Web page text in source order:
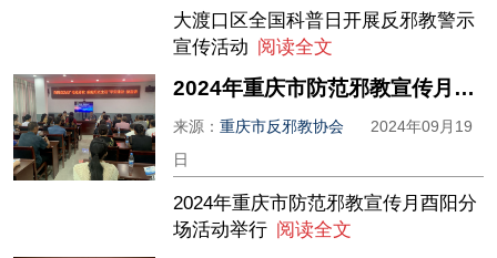
大渡口区全国科普日开展反邪教警示
宣传活动 阅读全文
2024年重庆市防范邪教宣传月酉阳分场活动举行
来源：重庆市反邪教协会
2024年09月19
日
2024年重庆市防范邪教宣传月酉阳分
场活动举行 阅读全文